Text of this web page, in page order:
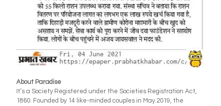
About Paradise
It’s a Society Registered under the Societies Registration Act,
1860. Founded by 14 like-minded couples in May 2019, the